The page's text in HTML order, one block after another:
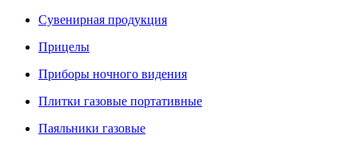
Сувенирная продукция
Прицелы
Приборы ночного видения
Плитки газовые портативные
Паяльники газовые